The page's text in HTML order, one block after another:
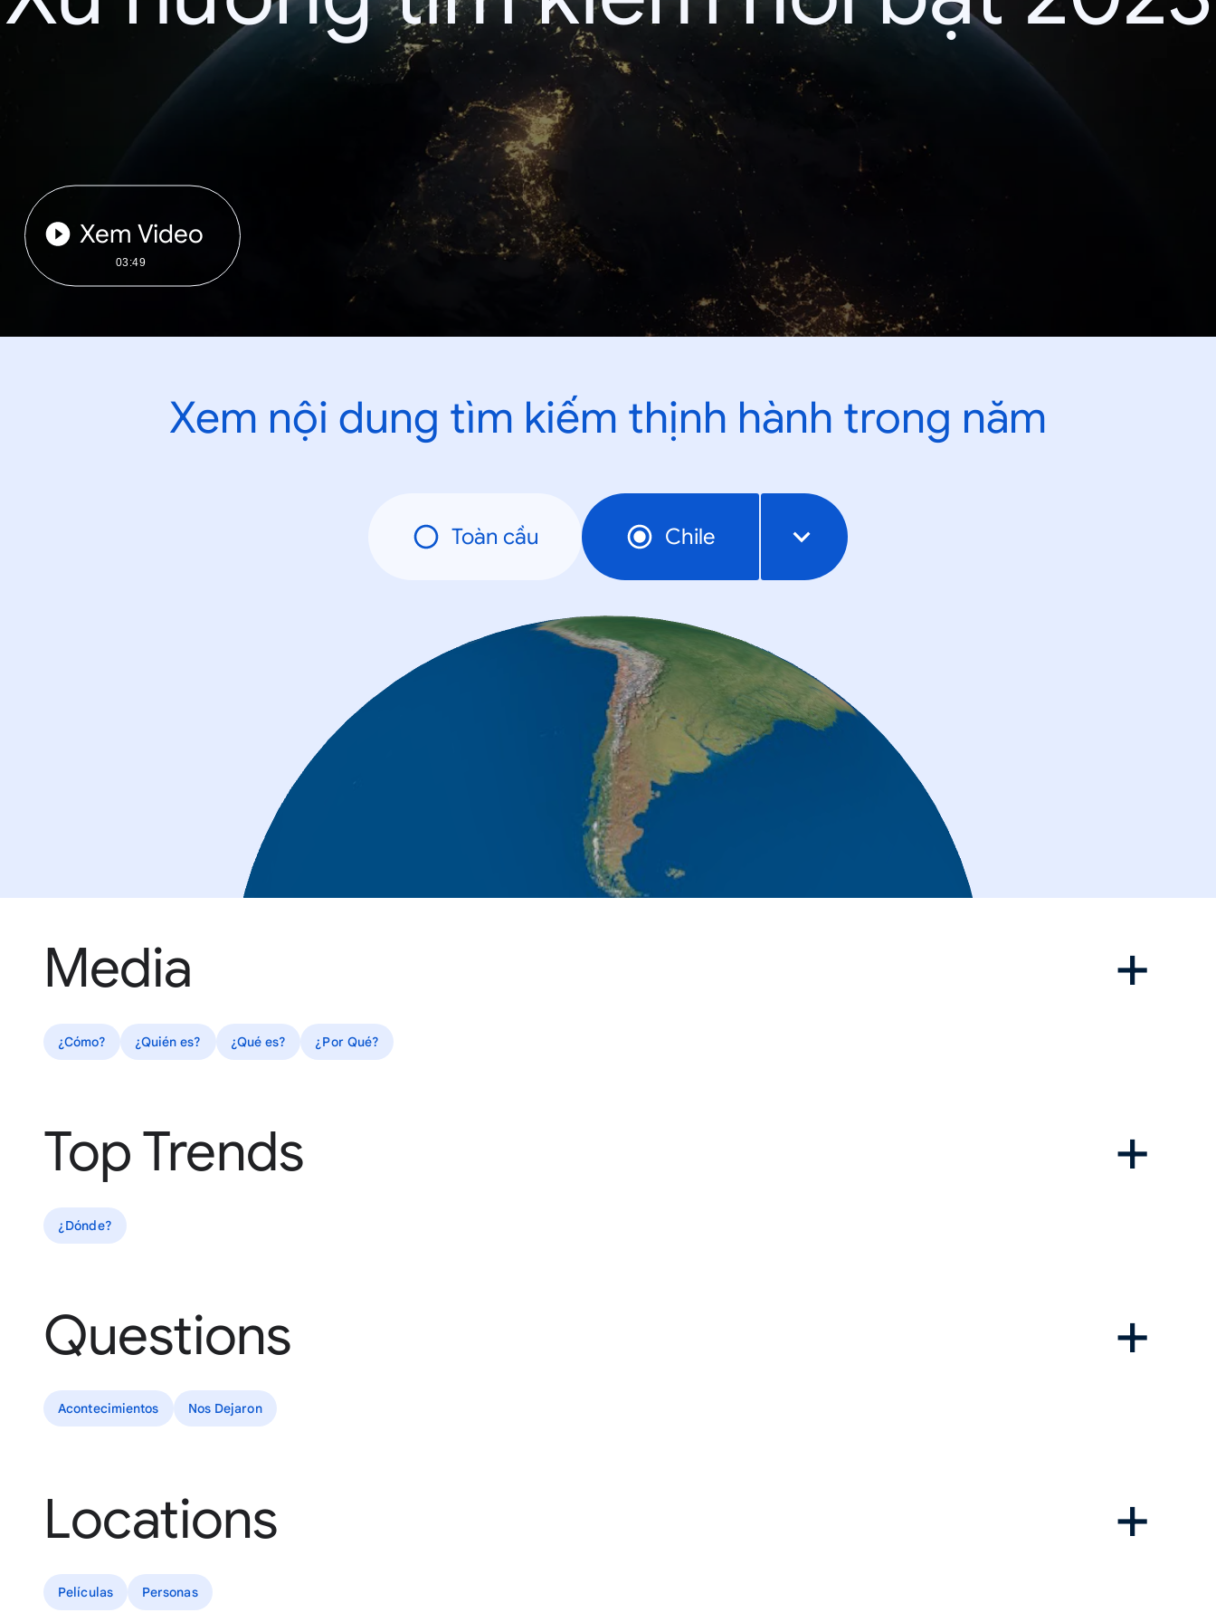
Xem Video
03:49
Xem nội dung tìm kiếm thịnh hành trong năm
Toàn cầu Chile
Media
¿Cómo? ¿Quién es? ¿Qué es? ¿Por Qué?
Top Trends
¿Dónde?
Questions
Acontecimientos Nos Dejaron
Locations
Películas Personas